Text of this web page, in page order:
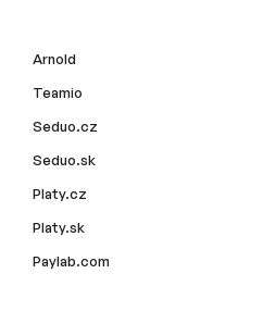
Arnold
Teamio
Seduo.cz
Seduo.sk
Platy.cz
Platy.sk
Paylab.com